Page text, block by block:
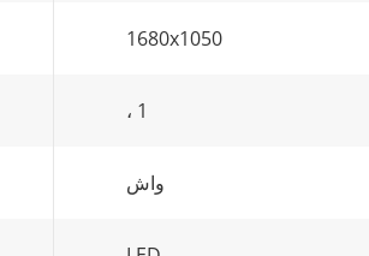
1680x1050
، 1
واش